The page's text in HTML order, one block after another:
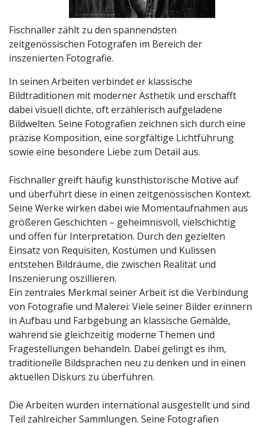
Fischnaller zählt zu den spannendsten
zeitgenössischen Fotografen im Bereich der
inszenierten Fotografie.
In seinen Arbeiten verbindet er klassische
Bildtraditionen mit moderner Ästhetik und erschafft
dabei visuell dichte, oft erzählerisch aufgeladene
Bildwelten. Seine Fotografien zeichnen sich durch eine
präzise Komposition, eine sorgfältige Lichtführung
sowie eine besondere Liebe zum Detail aus.
Fischnaller greift häufig kunsthistorische Motive auf
und überführt diese in einen zeitgenössischen Kontext.
Seine Werke wirken dabei wie Momentaufnahmen aus
größeren Geschichten – geheimnisvoll, vielschichtig
und offen für Interpretation. Durch den gezielten
Einsatz von Requisiten, Kostümen und Kulissen
entstehen Bildräume, die zwischen Realität und
Inszenierung oszillieren.
Ein zentrales Merkmal seiner Arbeit ist die Verbindung
von Fotografie und Malerei: Viele seiner Bilder erinnern
in Aufbau und Farbgebung an klassische Gemälde,
während sie gleichzeitig moderne Themen und
Fragestellungen behandeln. Dabei gelingt es ihm,
traditionelle Bildsprachen neu zu denken und in einen
aktuellen Diskurs zu überführen.
Die Arbeiten wurden international ausgestellt und sind
Teil zahlreicher Sammlungen. Seine Fotografien